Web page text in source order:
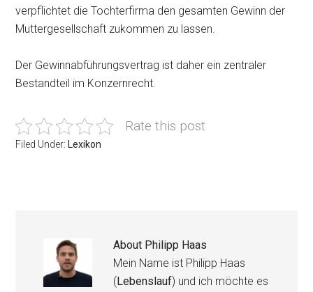
verpflichtet die Tochterfirma den gesamten Gewinn der
Muttergesellschaft zukommen zu lassen.
Der Gewinnabführungsvertrag ist daher ein zentraler
Bestandteil im Konzernrecht.
Rate this post
Filed Under: Lexikon
About Philipp Haas
Mein Name ist Philipp Haas
(Lebenslauf) und ich möchte es